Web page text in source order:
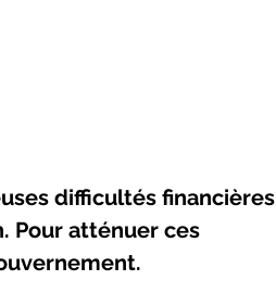
difficultés financières
Pour atténuer ces